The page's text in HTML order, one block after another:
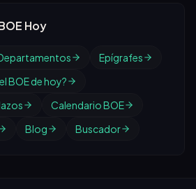
Hoy
Epígrafes
BOE de hoy?
Calendario BOE
Blog Buscador